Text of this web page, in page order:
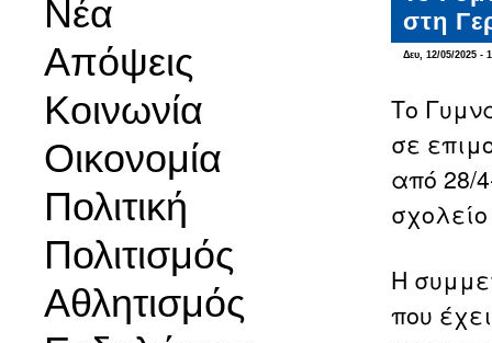
Νέα
Απόψεις
Κοινωνία
Οικονομία
Πολιτική
Πολιτισμός
Αθλητισμός
στη
Δευ, 12/05/2025 -
Το
σε
από 28/
Η
που